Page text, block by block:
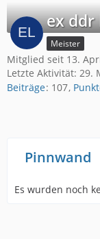
ex ddr
Meister
Mitglied seit 13.
Letzte Aktivität: 29.
Beiträge 107
Pinnwand
Es wurden noch